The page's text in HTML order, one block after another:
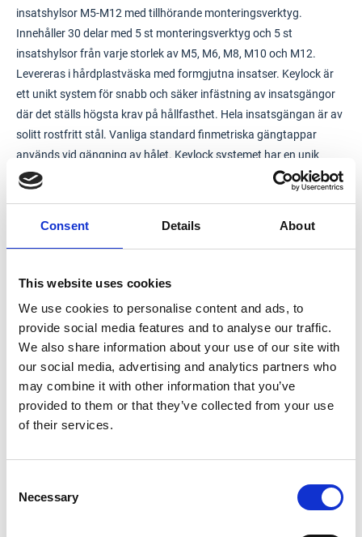
Consent Details About
This website uses cookies
We use cookies to personalise content and ads, to
provide social media features and to analyse our traffic.
We also share information about your use of our site with
our social media, advertising and analytics partners who
may combine it with other information that you’ve
provided to them or that they’ve collected from your use
of their services.
Selection
Necessary
insatshylsor M5-M12 med tillhörande monteringsverktyg.
Innehåller 30 delar med 5 st monteringsverktyg och 5 st
insatshylsor från varje storlek av M5, M6, M8, M10 och M12.
Levereras i hårdplastväska med formgjutna insatser. Keylock är
ett unikt system för snabb och säker infästning av insatsgängor
där det ställs högsta krav på hållfasthet. Hela insatsgängan är av
solitt rostfritt stål. Vanliga standard finmetriska gängtappar
används vid gängning av hålet. Keylock systemet har en unik
låsningsfunktion som gör det omöjligt för insatsgängan att skaka
eller rotera ut tack vare de fyra låspinnarna som avslutningsvis
beroende på storlek används och gör att hela insatsgänga faller i